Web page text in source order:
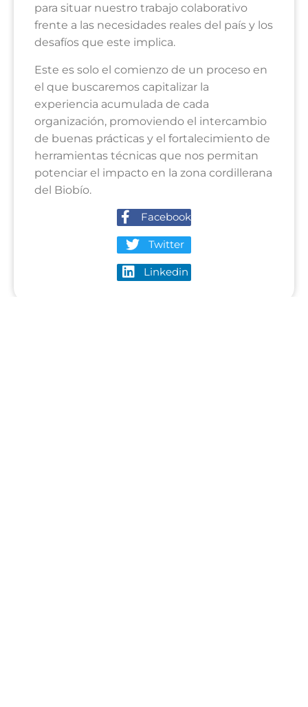
para situar nuestro trabajo colaborativo
frente a las necesidades reales del país y los
desafíos que este implica.
Este es solo el comienzo de un proceso en
el que buscaremos capitalizar la
experiencia acumulada de cada
organización, promoviendo el intercambio
de buenas prácticas y el fortalecimiento de
herramientas técnicas que nos permitan
potenciar el impacto en la zona cordillerana
del Biobío.
Facebook
Twitter
Linkedin